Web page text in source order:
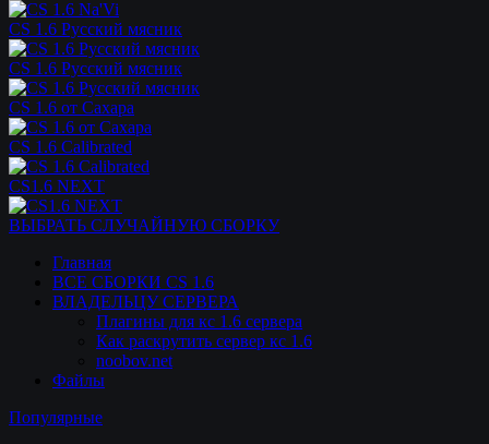
CS 1.6 Русский мясник
CS 1.6 Русский мясник
CS 1.6 от Сахара
CS 1.6 Calibrated
CS1.6 NEXT
ВЫБРАТЬ СЛУЧАЙНУЮ СБОРКУ
Главная
ВСЕ СБОРКИ CS 1.6
ВЛАДЕЛЬЦУ СЕРВЕРА
Плагины для кс 1.6 сервера
Как раскрутить сервер кс 1.6
noobov.net
Файлы
Популярные